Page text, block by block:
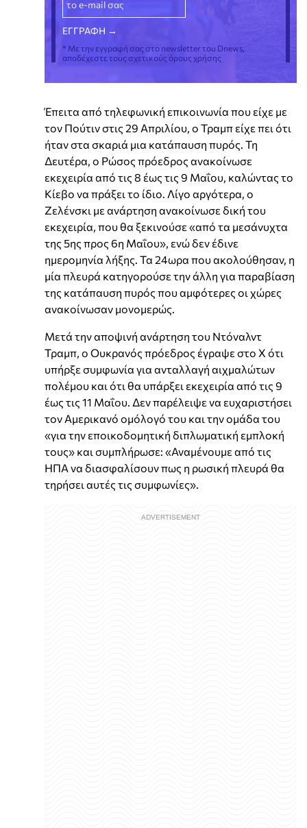
* Με την εγγραφή σας στο newsletter του Dnews,
αποδέχεστε τους σχετικούς όρους χρήσης
Έπειτα από τηλεφωνική επικοινωνία που είχε με
τον Πούτιν στις 29 Απριλίου, ο Τραμπ είχε πει ότι
ήταν στα σκαριά μια κατάπαυση πυρός. Τη
Δευτέρα, ο Ρώσος πρόεδρος ανακοίνωσε
εκεχειρία από τις 8 έως τις 9 Μαΐου, καλώντας το
Κίεβο να πράξει το ίδιο. Λίγο αργότερα, ο
Ζελένσκι με ανάρτηση ανακοίνωσε δική του
εκεχειρία, που θα ξεκινούσε «από τα μεσάνυχτα
της 5ης προς 6η Μαΐου», ενώ δεν έδινε
ημερομηνία λήξης. Τα 24ωρα που ακολούθησαν, η
μία πλευρά κατηγορούσε την άλλη για παραβίαση
της κατάπαυση πυρός που αμφότερες οι χώρες
ανακοίνωσαν μονομερώς.
Μετά την αποψινή ανάρτηση του Ντόναλντ
Τραμπ, ο Ουκρανός πρόεδρος έγραψε στο Χ ότι
υπήρξε συμφωνία για ανταλλαγή αιχμαλώτων
πολέμου και ότι θα υπάρξει εκεχειρία από τις 9
έως τις 11 Μαΐου. Δεν παρέλειψε να ευχαριστήσει
τον Αμερικανό ομόλογό του και την ομάδα του
«για την εποικοδομητική διπλωματική εμπλοκή
τους» και συμπλήρωσε: «Αναμένουμε από τις
ΗΠΑ να διασφαλίσουν πως η ρωσική πλευρά θα
τηρήσει αυτές τις συμφωνίες».